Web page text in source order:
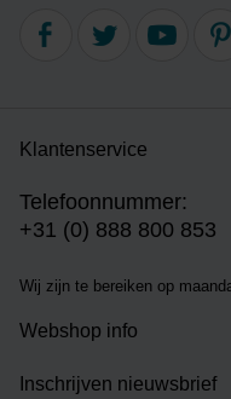
Klantenservice
Telefoonnummer:
+31 (0) 888 800 853
Wij zijn te bereiken op m
Webshop info
Inschrijven nieuwsbrief